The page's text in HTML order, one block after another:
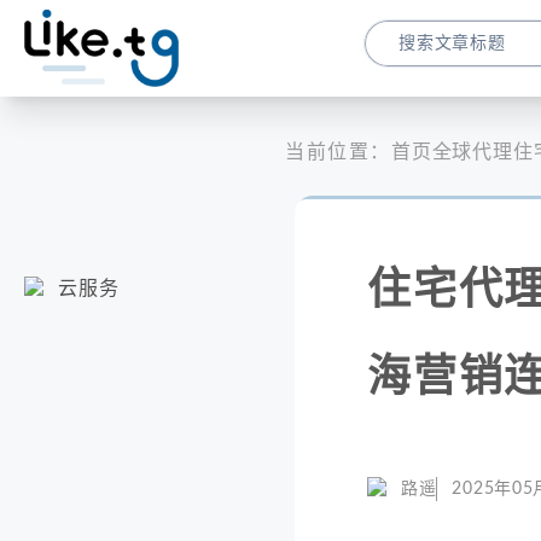
云服务
当前位置： 首页全球代理住
住宅代
海营销
路遥 2025年05